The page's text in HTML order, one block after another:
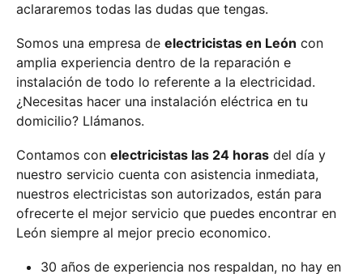
aclararemos todas las dudas que tengas.
Somos una empresa de electricistas en León con
amplia experiencia dentro de la reparación e
instalación de todo lo referente a la electricidad.
¿Necesitas hacer una instalación eléctrica en tu
domicilio? Llámanos.
Contamos con electricistas las 24 horas del día y
nuestro servicio cuenta con asistencia inmediata,
nuestros electricistas son autorizados, están para
ofrecerte el mejor servicio que puedes encontrar en
León siempre al mejor precio economico.
30 años de experiencia nos respaldan, no hay en